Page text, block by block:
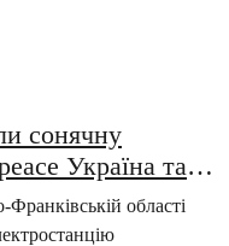
сонячну
Україна та
жінки-
області